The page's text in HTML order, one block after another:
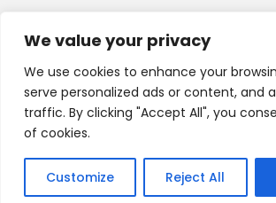
We value your privacy
We use cookies to enhance your
serve personalized ads or content, and
traffic. By clicking "Accept All", you
of cookies.
Customize Reject All
Copyright 2021 HV-A, All Right